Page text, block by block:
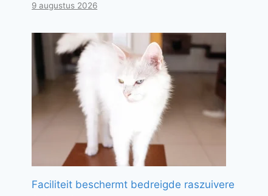
9 augustus 2026
Faciliteit beschermt bedreigde raszuivere